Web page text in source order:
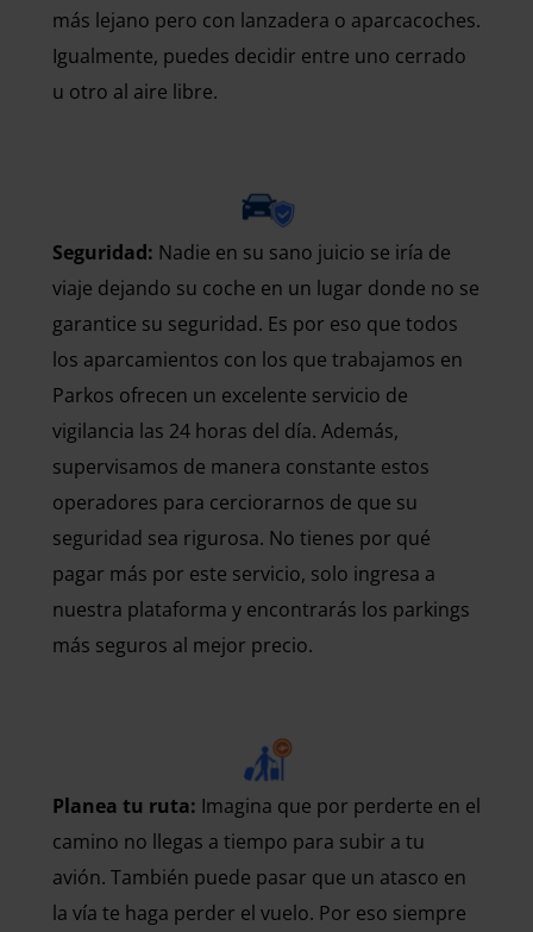
más lejano pero con lanzadera o aparcacoches.
Igualmente, puedes decidir entre uno cerrado
u otro al aire libre.
Seguridad: Nadie en su sano juicio se iría de
viaje dejando su coche en un lugar donde no se
garantice su seguridad. Es por eso que todos
los aparcamientos con los que trabajamos en
Parkos ofrecen un excelente servicio de
vigilancia las 24 horas del día. Además,
supervisamos de manera constante estos
operadores para cerciorarnos de que su
seguridad sea rigurosa. No tienes por qué
pagar más por este servicio, solo ingresa a
nuestra plataforma y encontrarás los parkings
más seguros al mejor precio.
Planea tu ruta: Imagina que por perderte en el
camino no llegas a tiempo para subir a tu
avión. También puede pasar que un atasco en
la vía te haga perder el vuelo. Por eso siempre